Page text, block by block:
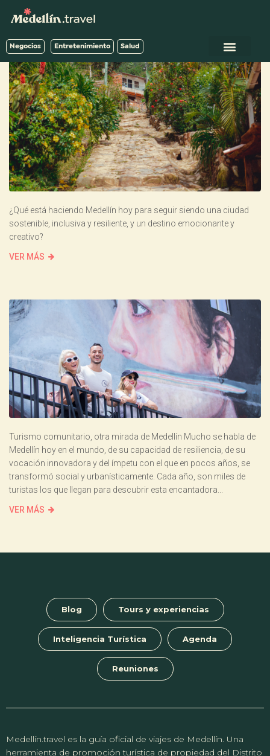
Negocios Entretenimiento Salud
¿Qué está haciendo Medellín hoy para seguir siendo una ciudad
sostenible, inclusiva y resiliente, y un destino emocionante y
creativo?
VER MÁS
Turismo comunitario, otra mirada de Medellín Mucho se habla de
Medellín hoy en el mundo, de su capacidad de resiliencia, de su
vocación innovadora y del ímpetu con el que en pocos años, se
transformó social y urbanísticamente. Cada año, son miles de
turistas los que llegan para descubrir esta encantadora...
VER MÁS
Blog Tours y experiencias
Inteligencia Turística Agenda
Reuniones
Medellín.travel es la guía oficial de viajes de Medellín. Una
herramienta de promoción turística de propiedad del Distrito